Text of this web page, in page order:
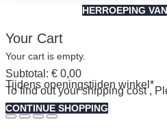
HERROEPING
Your Cart
Your cart is empty.
Subtotal: € 0,00
To find out your shipping cost ,
CONTINUE SHOPPING
Tijdens openingstijden winkel*